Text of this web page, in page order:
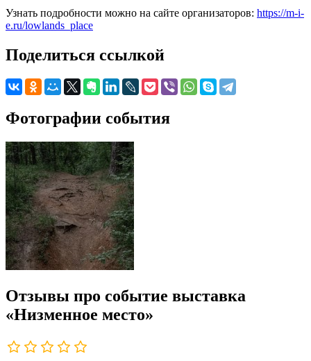
Узнать подробности можно на сайте организаторов: https://m-i-
e.ru/lowlands_place
Поделиться ссылкой
Фотографии события
Отзывы про событие выставка
«Низменное место»